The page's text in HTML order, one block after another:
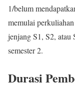
1/belum
memulai
jenjang S1, S2,
semester 2.
Durasi